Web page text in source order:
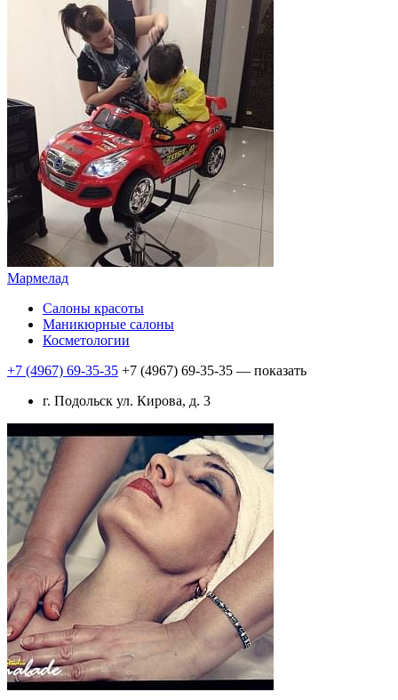
Мармелад
Салоны красоты
Маникюрные салоны
Косметологии
+7 (4967) 69-35-35 +7 (4967) 69-35-35 — показать
г. Подольск ул. Кирова, д. 3